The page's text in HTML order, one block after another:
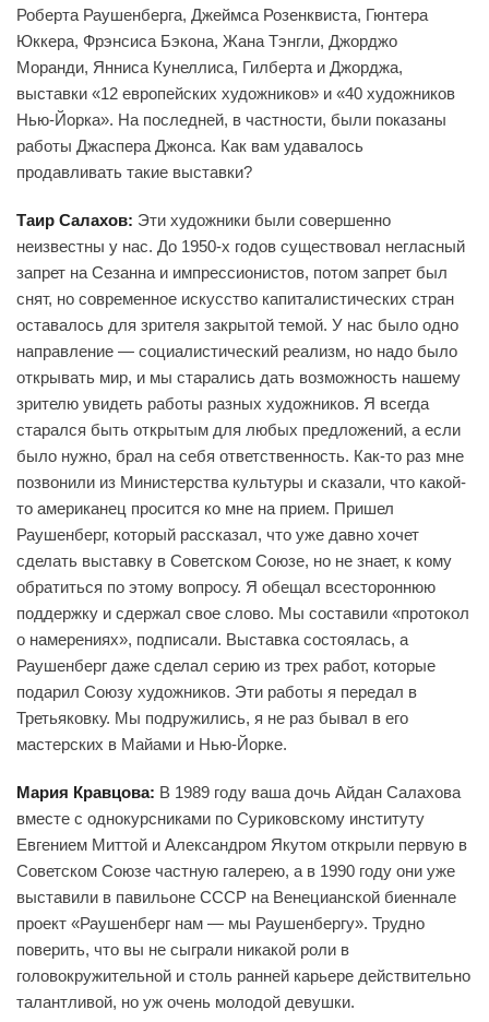
Роберта Раушенберга, Джеймса Розенквиста, Гюнтера
Юккера, Фрэнсиса Бэкона, Жана Тэнгли, Джорджо
Моранди, Янниса Кунеллиса, Гилберта и Джорджа,
выставки «12 европейских художников» и «40 художников
Нью-Йорка». На последней, в частности, были показаны
работы Джаспера Джонса. Как вам удавалось
продавливать такие выставки?
Таир Салахов: Эти художники были совершенно
неизвестны у нас. До 1950-х годов существовал негласный
запрет на Сезанна и импрессионистов, потом запрет был
снят, но современное искусство капиталистических стран
оставалось для зрителя закрытой темой. У нас было одно
направление — социалистический реализм, но надо было
открывать мир, и мы старались дать возможность нашему
зрителю увидеть работы разных художников. Я всегда
старался быть открытым для любых предложений, а если
было нужно, брал на себя ответственность. Как-то раз мне
позвонили из Министерства культуры и сказали, что какой-
то американец просится ко мне на прием. Пришел
Раушенберг, который рассказал, что уже давно хочет
сделать выставку в Советском Союзе, но не знает, к кому
обратиться по этому вопросу. Я обещал всестороннюю
поддержку и сдержал свое слово. Мы составили «протокол
о намерениях», подписали. Выставка состоялась, а
Раушенберг даже сделал серию из трех работ, которые
подарил Союзу художников. Эти работы я передал в
Третьяковку. Мы подружились, я не раз бывал в его
мастерских в Майами и Нью-Йорке.
Мария Кравцова: В 1989 году ваша дочь Айдан Салахова
вместе с однокурсниками по Суриковскому институту
Евгением Миттой и Александром Якутом открыли первую в
Советском Союзе частную галерею, а в 1990 году они уже
выставили в павильоне СССР на Венецианской биеннале
проект «Раушенберг нам — мы Раушенбергу». Трудно
поверить, что вы не сыграли никакой роли в
головокружительной и столь ранней карьере действительно
талантливой, но уж очень молодой девушки.